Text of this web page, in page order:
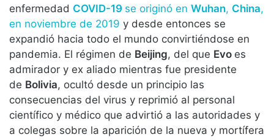
enfermedad COVID-19 se originó en Wuhan, China,
en noviembre de 2019 y desde entonces se
expandió hacia todo el mundo convirtiéndose en
pandemia. El régimen de Beijing, del que Evo es
admirador y ex aliado mientras fue presidente
de Bolivia, ocultó desde un principio las
consecuencias del virus y reprimió al personal
científico y médico que advirtió a las autoridades y
a colegas sobre la aparición de la nueva y mortífera